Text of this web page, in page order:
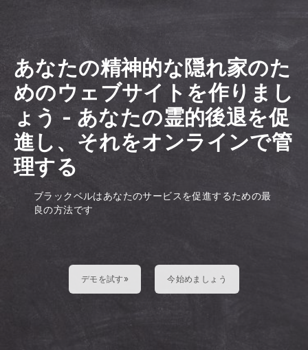
あなたの精神的な隠れ家のた
めのウェブサイトを作りまし
ょう - あなたの霊的後退を促
進し、それをオンラインで管
理する
ブラックベルはあなたのサービスを促進するための最
良の方法です
デモを試す» 今始めましょう